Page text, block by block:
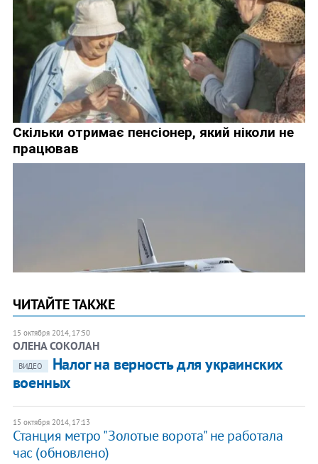
ЧИТАЙТЕ ТАКЖЕ
15 октября 2014, 17:50
ОЛЕНА СОКОЛАН
ВИДЕО
Налог на верность для украинских
военных
15 октября 2014, 17:13
Станция метро "Золотые ворота" не работала
час (обновлено)